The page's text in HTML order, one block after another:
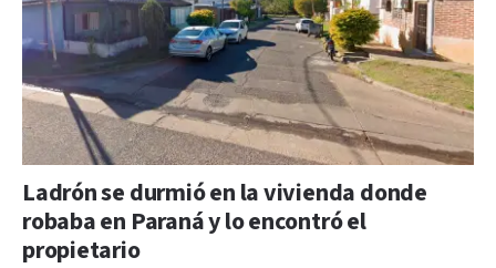
Ladrón se durmió en la vivienda donde
robaba en Paraná y lo encontró el
propietario